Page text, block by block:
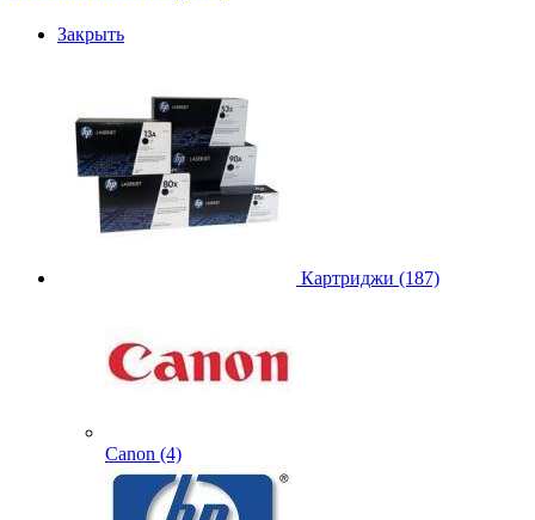
Закрыть
Картриджи (187)
Canon (4)